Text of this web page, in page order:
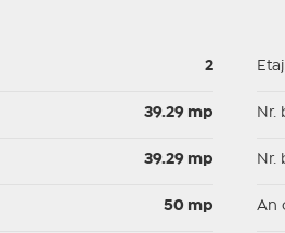
2
39.29 mp
39.29 mp
50 mp
Etaj
Nr.
Nr.
An